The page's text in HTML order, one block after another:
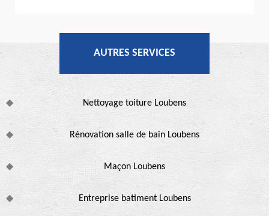
AUTRES SERVICES
Nettoyage toiture Loubens
Rénovation salle de bain Loubens
Maçon Loubens
Entreprise batiment Loubens